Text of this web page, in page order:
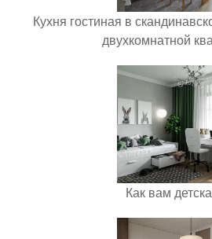
Кухня гостиная в
двухкомнатной
Как вам